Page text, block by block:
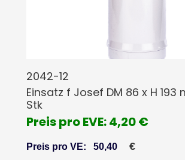
2042-12
Einsatz f Josef DM 86 x H 193
Stk
Preis pro EVE: 4,20 €
Preis pro VE: 50,40 €